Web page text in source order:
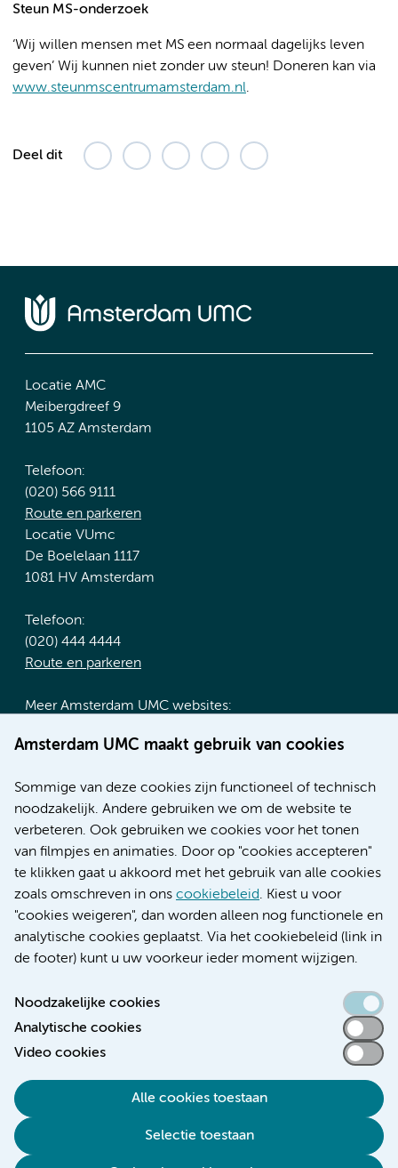
Steun MS-onderzoek
‘Wij willen mensen met MS een normaal dagelijks leven
geven’ Wij kunnen niet zonder uw steun! Doneren kan via
www.steunmscentrumamsterdam.nl.
Deel dit
Amsterdam UMC maakt gebruik van cookies
Sommige van deze cookies zijn functioneel of technisch
noodzakelijk. Andere gebruiken we om de website te
verbeteren. Ook gebruiken we cookies voor het tonen
van filmpjes en animaties. Door op "cookies accepteren"
te klikken gaat u akkoord met het gebruik van alle cookies
zoals omschreven in ons cookiebeleid. Kiest u voor
"cookies weigeren", dan worden alleen nog functionele en
analytische cookies geplaatst. Via het cookiebeleid (link in
de footer) kunt u uw voorkeur ieder moment wijzigen.
Noodzakelijke cookies
Analytische cookies
Video cookies
Alle cookies toestaan
Selectie toestaan
Locatie AMC
Meibergdreef 9
1105 AZ Amsterdam
Telefoon:
(020) 566 9111
Route en parkeren
Locatie VUmc
De Boelelaan 1117
1081 HV Amsterdam
Telefoon:
(020) 444 4444
Route en parkeren
Meer Amsterdam UMC websites:
Werken bij Amsterdam UMC
Nieuws
Research
Educatie locatie AMC
Educatie locatie VUmc
Verwijzen & diagnostiek
Toegankelijkheidsverklaring
Cookieverklaring